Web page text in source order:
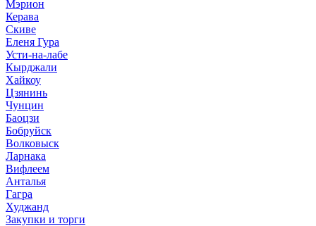
Мэрион
Керава
Скиве
Еленя Гура
Усти-на-лабе
Кырджали
Хайкоу
Цзянинь
Чунцин
Баоцзи
Бобруйск
Волковыск
Ларнака
Вифлеем
Анталья
Гагра
Худжанд
Закупки и торги